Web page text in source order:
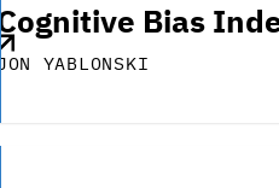
Cognitive Bias
JON YABLONSKI